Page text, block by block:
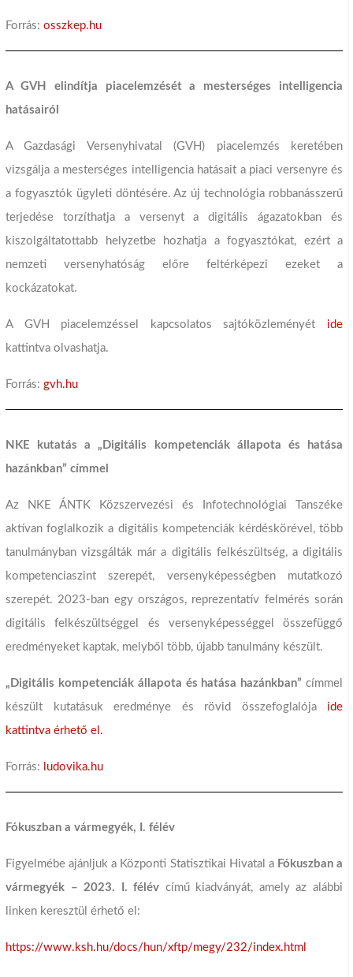
Forrás: osszkep.hu
A GVH elindítja piacelemzését a mesterséges intelligencia
hatásairól
A Gazdasági Versenyhivatal (GVH) piacelemzés keretében
vizsgálja a mesterséges intelligencia hatásait a piaci versenyre és
a fogyasztók ügyleti döntésére. Az új technológia robbanásszerű
terjedése torzíthatja a versenyt a digitális ágazatokban és
kiszolgáltatottabb helyzetbe hozhatja a fogyasztókat, ezért a
nemzeti versenyhatóság előre feltérképezi ezeket a
kockázatokat.
A GVH piacelemzéssel kapcsolatos sajtóközleményét ide
kattintva olvashatja.
Forrás: gvh.hu
NKE kutatás a „Digitális kompetenciák állapota és hatása
hazánkban” címmel
Az NKE ÁNTK Közszervezési és Infotechnológiai Tanszéke
aktívan foglalkozik a digitális kompetenciák kérdéskörével, több
tanulmányban vizsgálták már a digitális felkészültség, a digitális
kompetenciaszint szerepét, versenyképességben mutatkozó
szerepét. 2023-ban egy országos, reprezentatív felmérés során
digitális felkészültséggel és versenyképességgel összefüggő
eredményeket kaptak, melyből több, újabb tanulmány készült.
„Digitális kompetenciák állapota és hatása hazánkban” címmel
készült kutatásuk eredménye és rövid összefoglalója ide
kattintva érhető el.
Forrás: ludovika.hu
Fókuszban a vármegyék, I. félév
Figyelmébe ajánljuk a Központi Statisztikai Hivatal a Fókuszban a
vármegyék – 2023. I. félév című kiadványát, amely az alábbi
linken keresztül érhető el:
https://www.ksh.hu/docs/hun/xftp/megy/232/index.html